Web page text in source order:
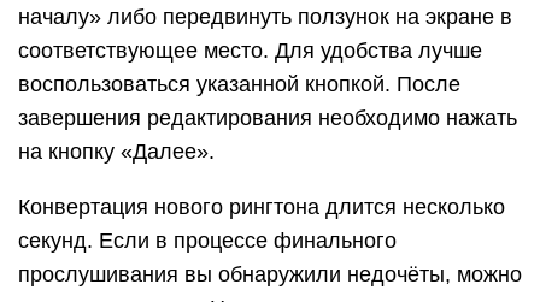
началу» либо передвинуть ползунок на экране в
соответствующее место. Для удобства лучше
воспользоваться указанной кнопкой. После
завершения редактирования необходимо нажать
на кнопку «Далее».
Конвертация нового рингтона длится несколько
секунд. Если в процессе финального
прослушивания вы обнаружили недочёты, можно